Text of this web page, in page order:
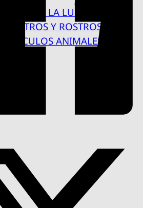
BAJO LA LUPA
RASTROS Y ROSTROS
VÍNCULOS ANIMALES